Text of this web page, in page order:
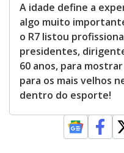
A idade define a
algo muito
o R7 listou
presidentes,
60 anos, para
para os mais velhos
dentro do esporte!